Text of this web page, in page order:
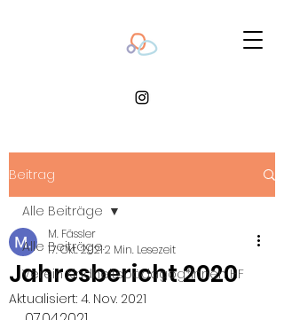
Beitrag
Alle Beiträge
Verein Kindheitspädagog*innen HF
Alle Beiträge
Jahresbericht 2020
M. Fässler
17. Okt. 20212 Min. Lesezeit
Aktualisiert: 4. Nov. 2021